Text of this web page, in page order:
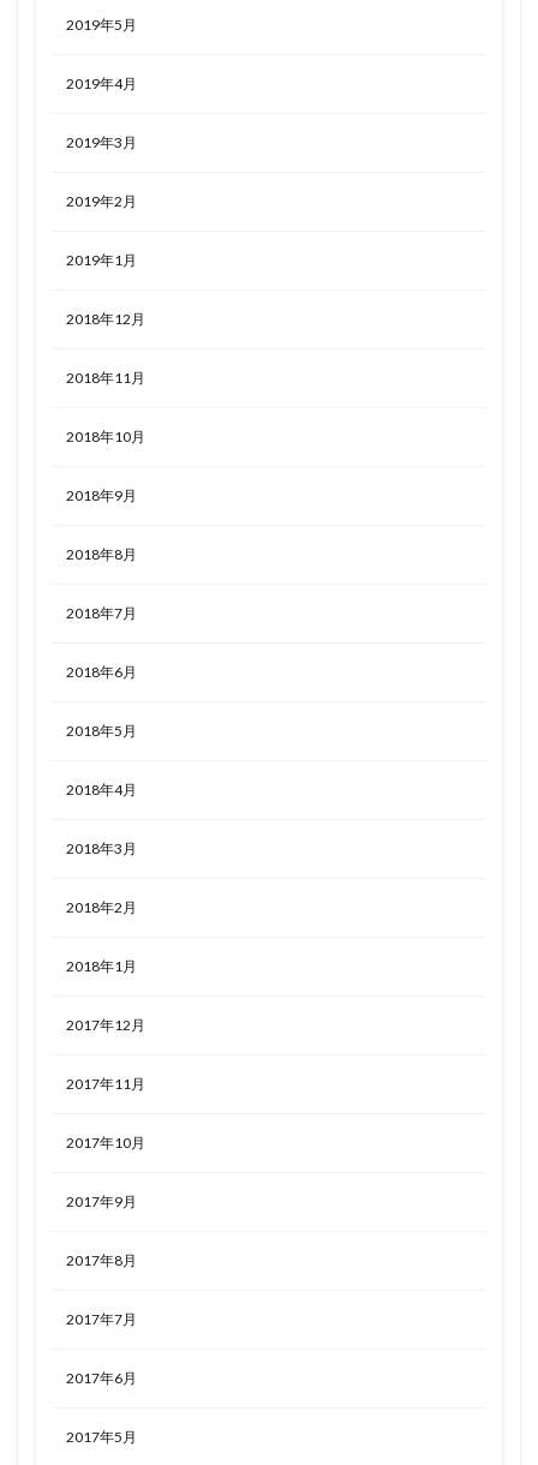
2019年5月
2019年4月
2019年3月
2019年2月
2019年1月
2018年12月
2018年11月
2018年10月
2018年9月
2018年8月
2018年7月
2018年6月
2018年5月
2018年4月
2018年3月
2018年2月
2018年1月
2017年12月
2017年11月
2017年10月
2017年9月
2017年8月
2017年7月
2017年6月
2017年5月